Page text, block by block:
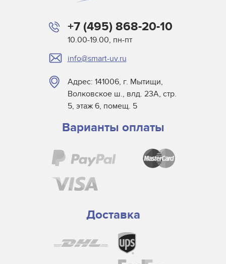
+7 (495) 868-20-10
10.00-19.00, пн-пт
info@smart-uv.ru
Адрес: 141006, г. Мытищи,
Волковское ш., влд. 23А, стр.
5, этаж 6, помещ. 5
Варианты оплаты
Доставка